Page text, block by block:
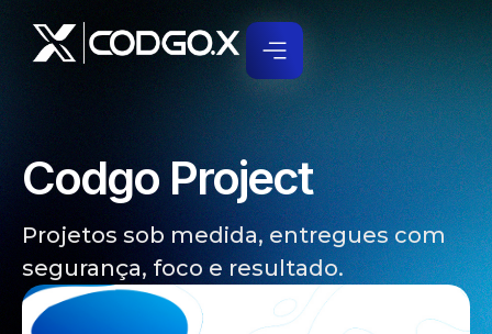
Codgo Project
Projetos sob medida, entregues com
segurança, foco e resultado.